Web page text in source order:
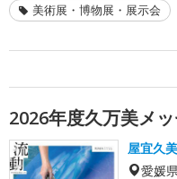
美術展・博物展・展示会
2026年度久万美メ
屋宜久
愛媛